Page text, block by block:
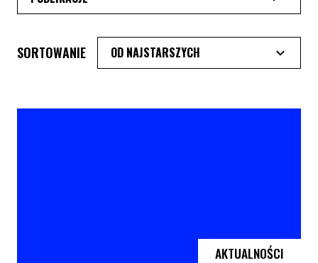
SORTOWANIE
AKTUALNOŚCI